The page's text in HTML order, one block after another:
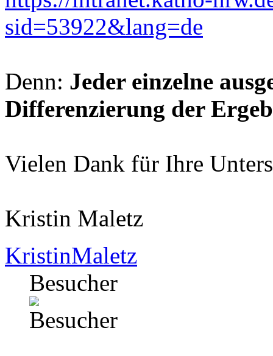
sid=53922&lang=de
Denn: Jeder einzelne
Differenzierung der
Vielen Dank für Ihre
Kristin Maletz
KristinMaletz
Besucher